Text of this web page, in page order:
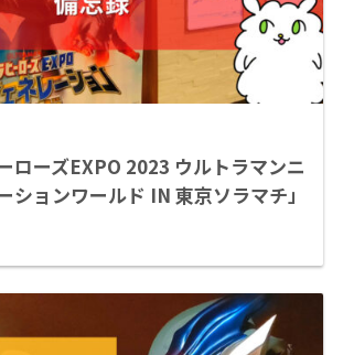
ローズEXPO 2023 ウルトラマンニ
ションワールド IN 東京ソラマチ」